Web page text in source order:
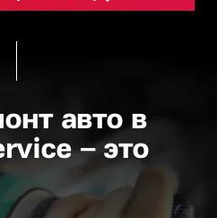
авто в
– это